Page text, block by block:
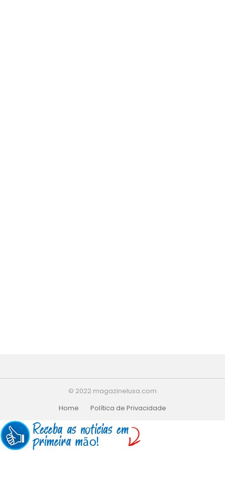
© 2022 magazinelusa.com
Home
Política de Privacidade